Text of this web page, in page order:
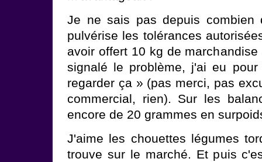
Je ne sais pas depuis combien
pulvérise les tolérances
avoir offert 10 kg de
signalé le problème, j'ai eu
regarder ça » (pas merci, pas
commercial, rien). Sur les
encore de 20 grammes en
J'aime les chouettes légumes
trouve sur le marché. Et puis